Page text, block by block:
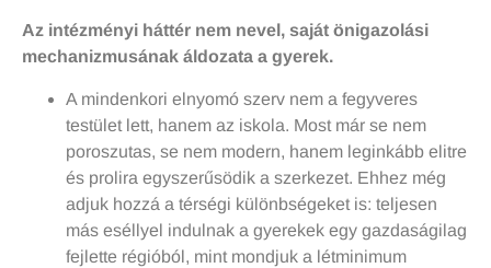
Az intézményi háttér nem nevel, saját önigazolási
mechanizmusának áldozata a gyerek.
A mindenkori elnyomó szerv nem a fegyveres
testület lett, hanem az iskola. Most már se nem
poroszutas, se nem modern, hanem leginkább elitre
és prolira egyszerűsödik a szerkezet. Ehhez még
adjuk hozzá a térségi különbségeket is: teljesen
más eséllyel indulnak a gyerekek egy gazdaságilag
fejlette régióból, mint mondjuk a létminimum